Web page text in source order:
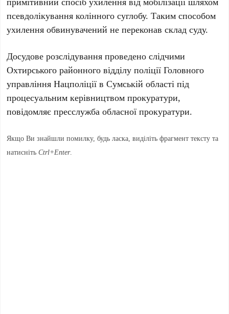
псевдолікування колінного суглобу. Таким способом
ухилення обвинувачений не переконав склад суду.
Досудове розслідування проведено слідчими
Охтирського районного відділу поліції Головного
управління Нацполіції в Сумській області під
процесуальним керівництвом прокуратури,
повідомляє пресслужба обласної прокуратури.
Якщо Ви знайшли помилку, будь ласка, виділіть фрагмент тексту та
натиснітьCtrl+Enter.